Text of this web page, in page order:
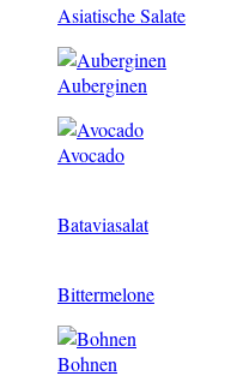
Asiatische Salate
Auberginen
Avocado
Bataviasalat
Bittermelone
Bohnen